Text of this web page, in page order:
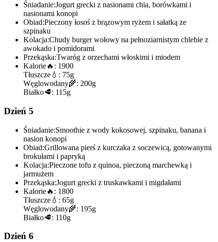
Śniadanie:Jogurt grecki z nasionami chia, borówkami i
nasionami konopi
Obiad:Pieczony łosoś z brązowym ryżem i sałatką ze
szpinaku
Kolacja:Chudy burger wołowy na pełnoziarnistym chlebie z
awokado i pomidorami
Przekąska:Twaróg z orzechami włoskimi i miodem
Kalorie🔥: 1900
Tłuszcze 💧: 75g
Węglowodany🌾: 200g
Białko🥩: 115g
Dzień 5
Śniadanie:Smoothie z wody kokosowej, szpinaku, banana i
nasion konopi
Obiad:Grillowana pierś z kurczaka z soczewicą, gotowanymi
brokułami i papryką
Kolacja:Pieczone tofu z quinoa, pieczoną marchewką i
jarmużem
Przekąska:Jogurt grecki z truskawkami i migdałami
Kalorie🔥: 1800
Tłuszcze 💧: 65g
Węglowodany🌾: 195g
Białko🥩: 110g
Dzień 6